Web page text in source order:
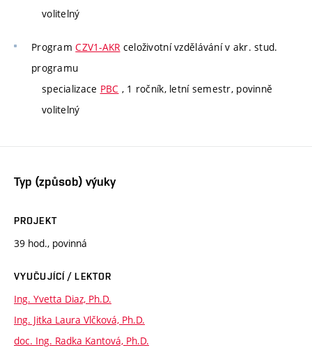
volitelný
ProgramCZV1-AKR celoživotní vzdělávání v akr. stud.
programu
specializace PBC , 1 ročník, letní semestr, povinně
volitelný
Typ (způsob) výuky
PROJEKT
39 hod., povinná
VYUČUJÍCÍ / LEKTOR
Ing. Yvetta Diaz, Ph.D.
Ing. Jitka Laura Vlčková, Ph.D.
doc. Ing. Radka Kantová, Ph.D.